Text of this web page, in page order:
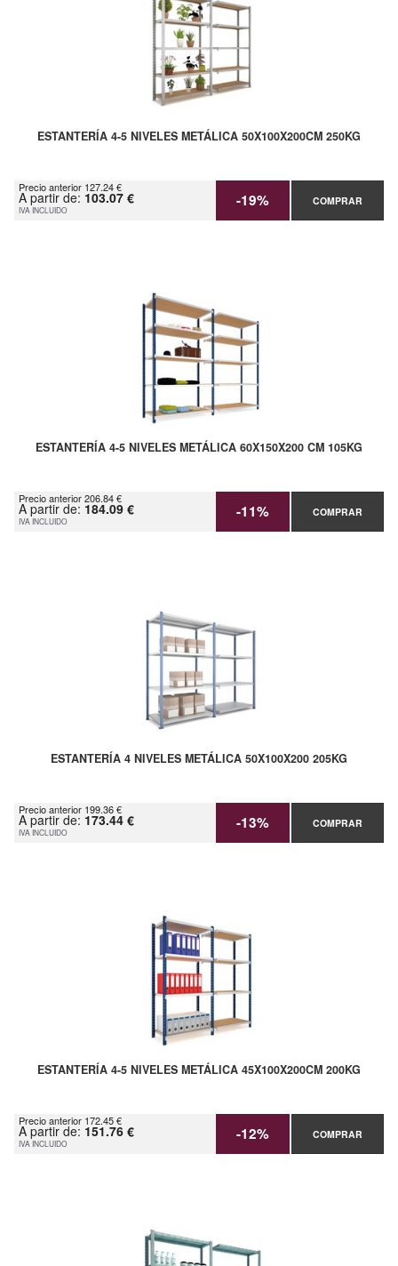
ESTANTERÍA 4-5 NIVELES METÁLICA 50X100X200CM 250KG
Precio anterior 127.24 €
A partir de: 103.07 €
IVA INCLUIDO -19% COMPRAR
ESTANTERÍA 4-5 NIVELES METÁLICA 60X150X200 CM 105KG
Precio anterior 206.84 €
A partir de: 184.09 €
IVA INCLUIDO -11% COMPRAR
ESTANTERÍA 4 NIVELES METÁLICA 50X100X200 205KG
Precio anterior 199.36 €
A partir de: 173.44 €
IVA INCLUIDO -13% COMPRAR
ESTANTERÍA 4-5 NIVELES METÁLICA 45X100X200CM 200KG
Precio anterior 172.45 €
A partir de: 151.76 €
IVA INCLUIDO -12% COMPRAR